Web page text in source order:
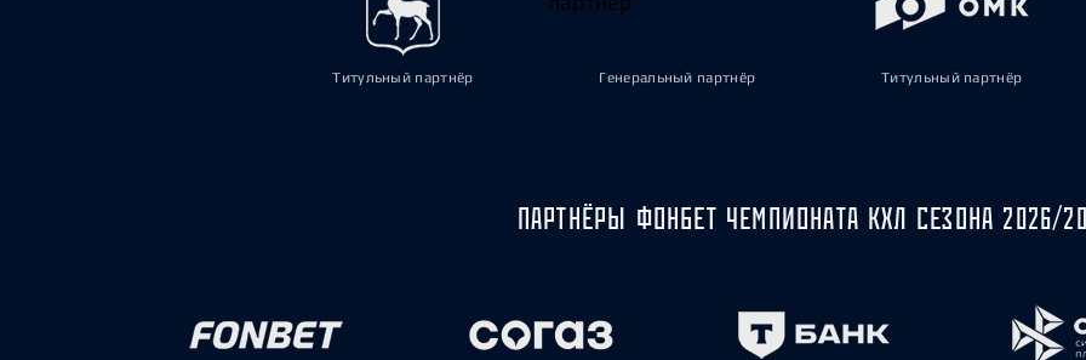
Титульный партнёр Генеральный партнёр Титульный партнёр
ПАРТНЁРЫ ФОНБЕТ ЧЕМПИОНАТА КХЛ СЕЗОНА 2026/